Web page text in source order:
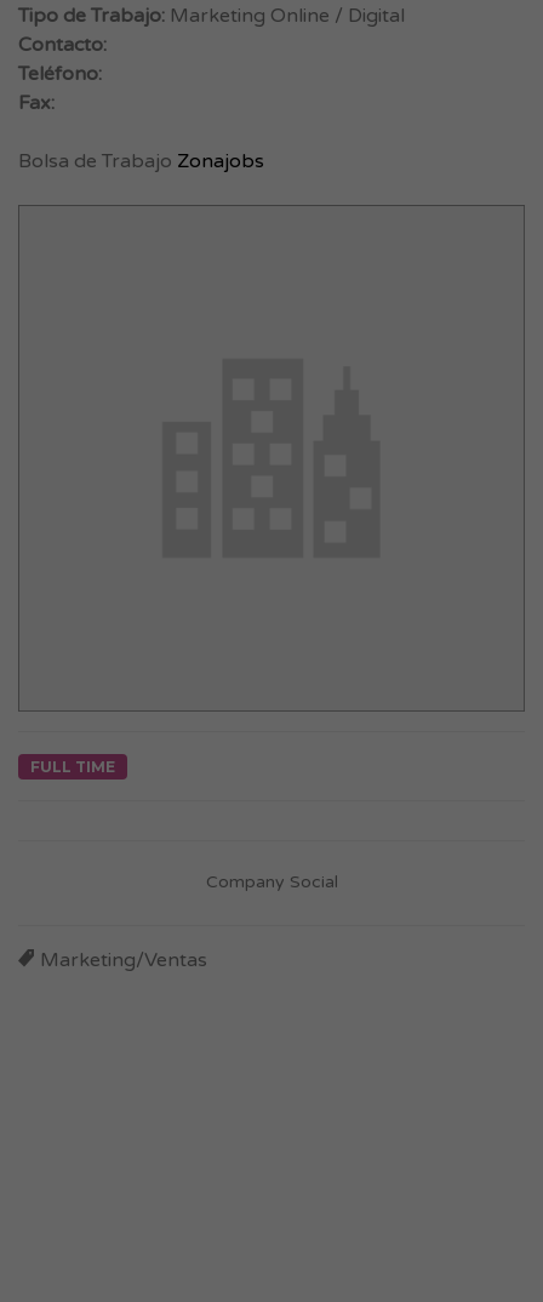
Tipo de Trabajo: Marketing Online / Digital
Contacto:
Teléfono:
Fax:
Bolsa de Trabajo Zonajobs
FULL TIME
Company Social
Marketing/Ventas